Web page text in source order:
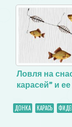
Ловля на
карасей” и ее
ДОНКА КАРАСЬ